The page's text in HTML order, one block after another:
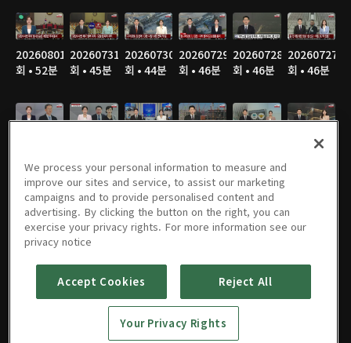
20260801
회 • 52분
20260731
회 • 45분
20260730
회 • 44분
20260729
회 • 46분
20260728
회 • 46분
20260727
회 • 46분
회 • 47분
회 • 47분
20260721
20260720
회 • 46분
20260719
회 • 53분
20260718 20260717 20260716 20260715
20260713
회 • 45분
20260712
회 • 54분
20260711
회 • 51분
회 • 46분
We process your personal information to measure and
improve our sites and service, to assist our marketing
campaigns and to provide personalised content and
advertising. By clicking the button on the right, you can
exercise your privacy rights. For more information see our
privacy notice
Accept Cookies Reject All
Your Privacy Rights